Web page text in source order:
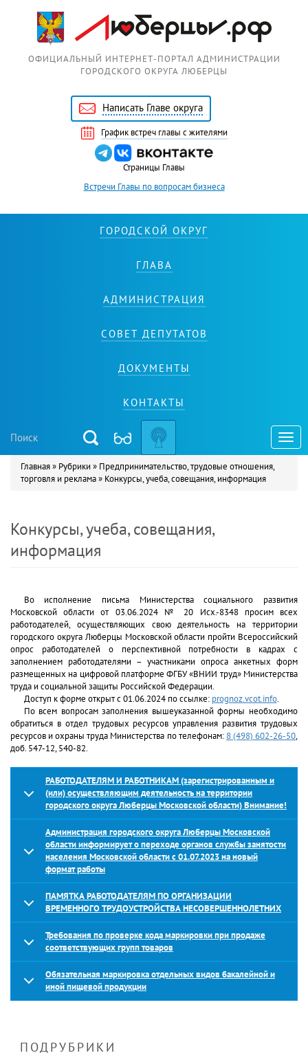
ОФИЦИАЛЬНЫЙ ИНТЕРНЕТ-ПОРТАЛ АДМИНИСТРАЦИИ
ГОРОДСКОГО ОКРУГА ЛЮБЕРЦЫ
Написать Главе округа
График встреч главы с жителями
Страницы Главы
Встречи Главы по вопросам бизнеса
ГОРОДСКОЙ ОКРУГ
ГЛАВА
АДМИНИСТРАЦИЯ
СОВЕТ ДЕПУТАТОВ
ДОКУМЕНТЫ
КОНТАКТЫ
Вы здесь
Главная» Рубрики » Предпринимательство, трудовые отношения,
торговля и реклама» Конкурсы, учеба, совещания, информация
Конкурсы, учеба, совещания,
информация
Во исполнение письма Министерства социального развития
Московской области от 03.06.2024 № 20 Исх.-8348 просим всех
работодателей, осуществляющих свою деятельность на территории
городского округа Люберцы Московской области пройти Всероссийский
опрос работодателей о перспективной потребности в кадрах с
заполнением работодателями – участниками опроса анкетных форм
размещенных на цифровой платформе ФГБУ «ВНИИ труд» Министерства
труда и социальной защиты Российской Федерации.
Доступ к форме открыт с 01.06.2024 по ссылке: prognoz.vcot.info.
По всем вопросам заполнения вышеуказанной формы необходимо
обратиться в отдел трудовых ресурсов управления развития трудовых
ресурсов и охраны труда Министерства по телефонам: 8 (498) 602-26-50,
доб. 547-12, 540-82.
РАБОТОДАТЕЛЯМ И РАБОТНИКАМ (зарегистрированным и
(или) осуществляющим деятельность на территории
городского округа Люберцы Московской области) Внимание!
Администрация городского округа Люберцы Московской
области информирует о переходе органов службы занятости
населения Московской области с 01.07.2023 на новый
формат работы
ПАМЯТКА РАБОТОДАТЕЛЯМ ПО ОРГАНИЗАЦИИ
ВРЕМЕННОГО ТРУДОУСТРОЙСТВА НЕСОВЕРШЕННОЛЕТНИХ
Требования по проверке кода маркировки при продаже
соответствующих групп товаров
Обязательная маркировка отдельных видов бакалейной и
иной пищевой продукции
ПОДРУБРИКИ